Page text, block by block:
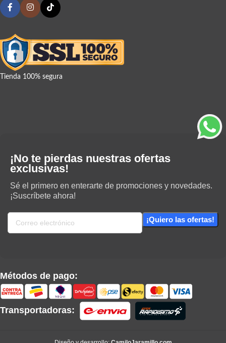
Tienda 100% segura
¡No te pierdas nuestras ofertas
exclusivas!
Sé el primero en enterarte de promociones y novedades.
¡Suscríbete ahora!
Métodos de pago:
Transportadoras: